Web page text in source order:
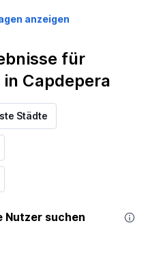
anzeigen
für
Capdepera
Städte
Nutzer suchen